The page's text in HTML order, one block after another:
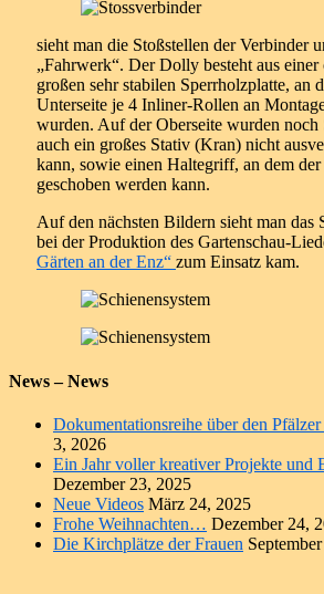
sieht man die Stoßstellen der Verbinder
„Fahrwerk“. Der Dolly besteht aus einer
großen sehr stabilen Sperrholzplatte, an
Unterseite je 4 Inliner-Rollen an
wurden. Auf der Oberseite wurden
auch ein großes Stativ (Kran) nicht
kann, sowie einen Haltegriff, an dem
geschoben werden kann.
Auf den nächsten Bildern sieht man das
bei der Produktion des Gartenschau-
Gärten an der Enz“ zum Einsatz kam.
News – News
Dokumentationsreihe über den
3, 2026
Ein Jahr voller kreativer Projekte und
Dezember 23, 2025
Neue Videos März 24, 2025
Frohe Weihnachten… Dezember 24,
Die Kirchplätze der Frauen